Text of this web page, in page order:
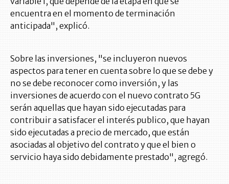
encuentra en el momento de terminación
anticipada", explicó.
Sobre las inversiones, "se incluyeron nuevos
aspectos para tener en cuenta sobre lo que se debe y
no se debe reconocer como inversión, y las
inversiones de acuerdo con el nuevo contrato 5G
serán aquellas que hayan sido ejecutadas para
contribuir a satisfacer el interés publico, que hayan
sido ejecutadas a precio de mercado, que están
asociadas al objetivo del contrato y que el bien o
servicio haya sido debidamente prestado", agregó.